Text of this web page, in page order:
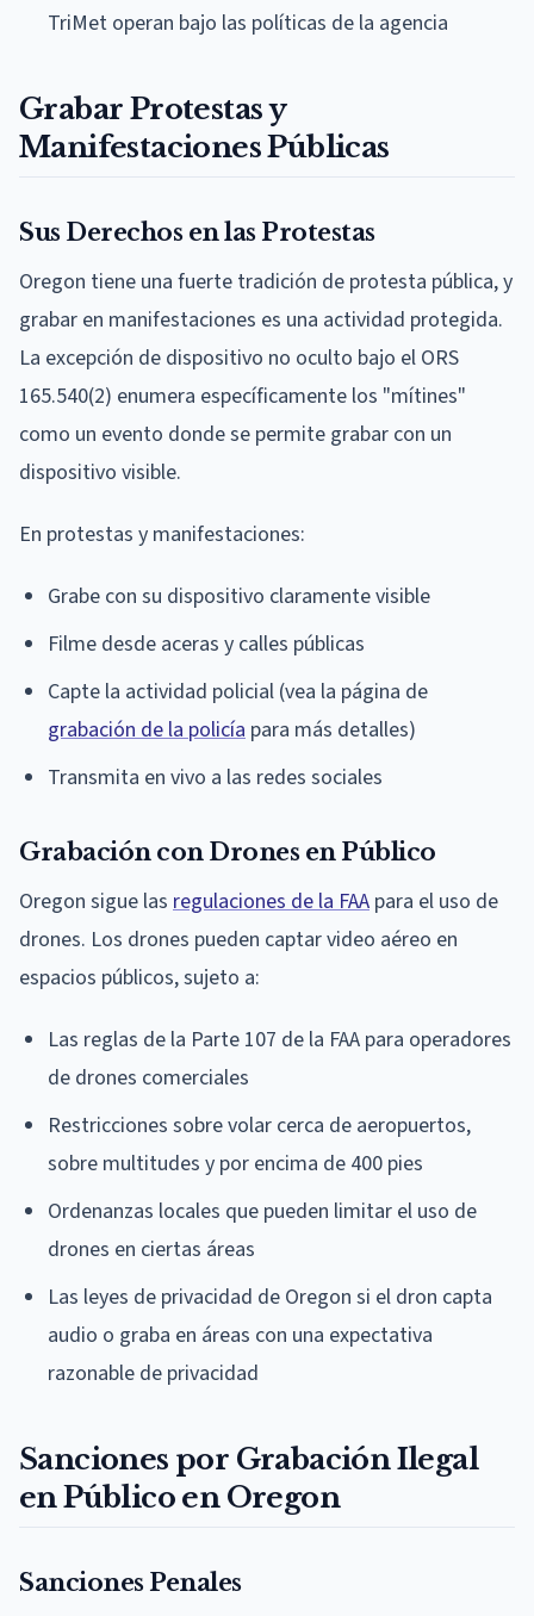
TriMet operan bajo las políticas de la agencia
Grabar Protestas y
Manifestaciones Públicas
Sus Derechos en las Protestas
Oregon tiene una fuerte tradición de protesta pública, y
grabar en manifestaciones es una actividad protegida.
La excepción de dispositivo no oculto bajo el ORS
165.540(2) enumera específicamente los "mítines"
como un evento donde se permite grabar con un
dispositivo visible.
En protestas y manifestaciones:
Grabe con su dispositivo claramente visible
Filme desde aceras y calles públicas
Capte la actividad policial (vea la página de
grabación de la policía para más detalles)
Transmita en vivo a las redes sociales
Grabación con Drones en Público
Oregon sigue las regulaciones de la FAA para el uso de
drones. Los drones pueden captar video aéreo en
espacios públicos, sujeto a:
Las reglas de la Parte 107 de la FAA para operadores
de drones comerciales
Restricciones sobre volar cerca de aeropuertos,
sobre multitudes y por encima de 400 pies
Ordenanzas locales que pueden limitar el uso de
drones en ciertas áreas
Las leyes de privacidad de Oregon si el dron capta
audio o graba en áreas con una expectativa
razonable de privacidad
Sanciones por Grabación Ilegal
en Público en Oregon
Sanciones Penales